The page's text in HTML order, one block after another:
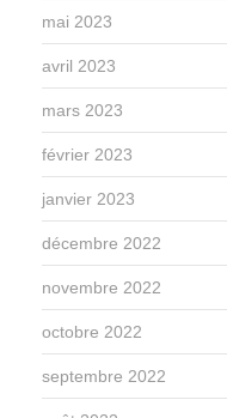
mai 2023
avril 2023
mars 2023
février 2023
janvier 2023
décembre 2022
novembre 2022
octobre 2022
septembre 2022